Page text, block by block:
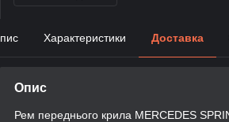
Характеристики Доставка
Опис
Рем переднього крила MERCEDES